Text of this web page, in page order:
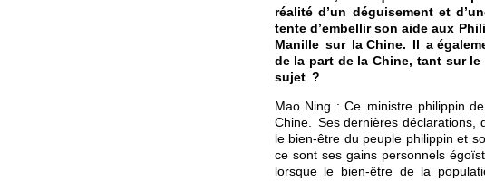
réalité d’un déguisement et
tente d’embellir son aide aux
Manille sur la Chine. Il a
de la part de la Chine, tant sur
sujet ?
Mao Ning : Ce ministre philippin
Chine. Ses dernières déclarations,
le bien-être du peuple philippin et
ce sont ses gains personnels
lorsque le bien-être de la